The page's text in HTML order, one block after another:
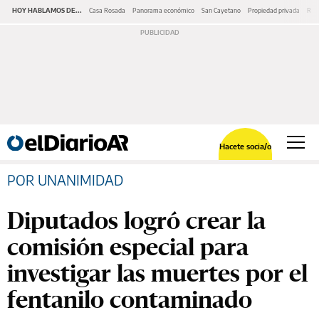
HOY HABLAMOS DE... Casa Rosada Panorama económico San Cayetano Propiedad privada
Hacete socia/o
POR UNANIMIDAD
Diputados logró crear la
comisión especial para
investigar las muertes por el
fentanilo contaminado